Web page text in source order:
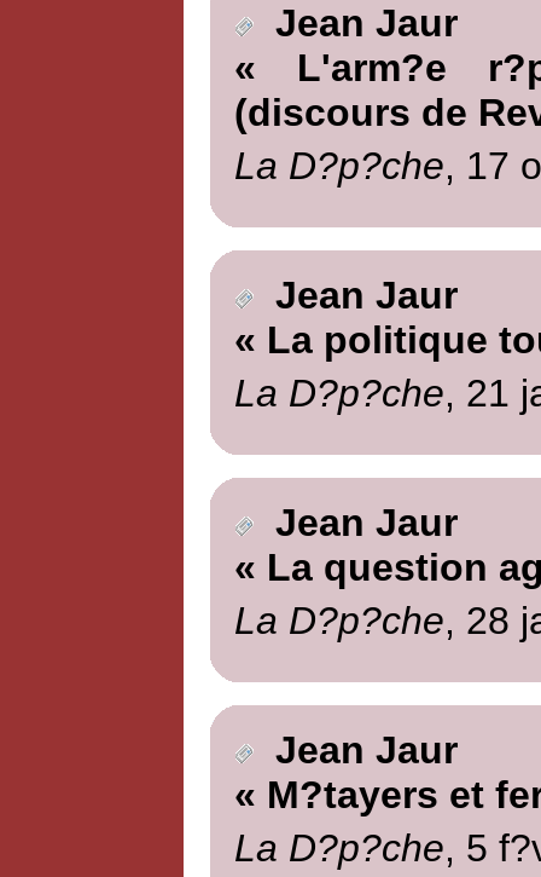
Jean Jaur
« L'arm?e
(discours de
La D?p?che, 17
Jean Jaur
« La politique
La D?p?che, 21
Jean Jaur
« La question
La D?p?che, 28
Jean Jaur
« M?tayers et
La D?p?che, 5